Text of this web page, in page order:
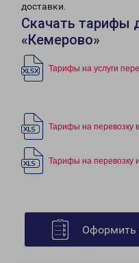
доставки.
Скачать тарифы
«Кемерово»
Тарифы на услуги
Тарифы на перевозку
Тарифы на перевозку
Оформить